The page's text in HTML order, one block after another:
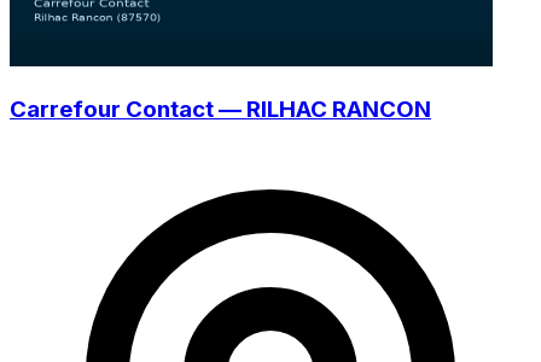
Carrefour Contact — RILHAC RANCON